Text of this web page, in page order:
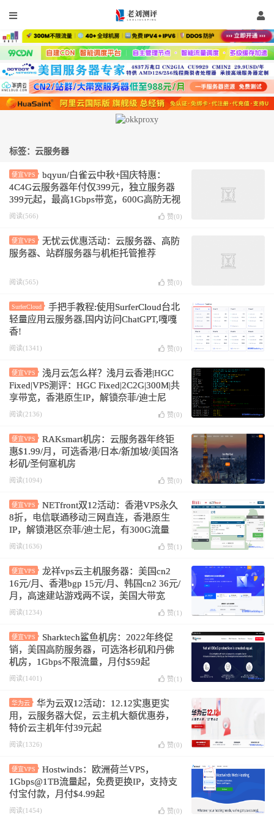
标签：云服务器
便宜VPS
bqyun/白雀云中秋+国庆特惠：
4C4G云服务器年付仅399元，独立服务器
399元起，最高1Gbps带宽，600G高防无视
CC！
阅读(566) 赞(0)
便宜VPS
无忧云优惠活动：云服务器、高防
服务器、站群服务器与机柜托管推荐
阅读(565) 赞(0)
SurferCloud
手把手教程:使用SurferCloud台北
轻量应用云服务器,国内访问ChatGPT,嘎嘎
香!
阅读(1341) 赞(0)
便宜VPS
浅月云怎么样？浅月云香港|HGC
Fixed|VPS测评：HGC Fixed|2C2G|300M|共
享带宽，香港原生IP，解锁奈菲/迪士尼
阅读(2136) 赞(0)
便宜VPS
RAKsmart机房：云服务器年终钜
惠$1.99/月，可选香港/日本/新加坡/美国洛
杉矶/圣何塞机房
阅读(1094) 赞(0)
便宜VPS
NETfront双12活动：香港VPS永久
8折，电信联通移动三网直连，香港原生
IP，解锁港区奈菲/迪士尼，有300G流量
@300M或不限流量@100M
阅读(1636) 赞(1 )
便宜VPS
龙祥vps云主机服务器：美国cn2
16元/月、香港bgp 15元/月、韩国cn2 36元/
月，高速建站游戏两不误，美国大带宽
200M！
阅读(1234) 赞(1 )
便宜VPS
Sharktech鲨鱼机房：2022年终促
销，美国高防服务器，可选洛杉矶和丹佛
机房，1Gbps不限流量，月付$59起
阅读(1401) 赞(1 )
华为云
华为云双12活动：12.12实惠更实
用，云服务器大促，云主机大额优惠券，
特价云主机年付39元起
阅读(1326) 赞(0)
便宜VPS
Hostwinds：欧洲荷兰VPS，
1Gbps@1TB流量起，免费更换IP，支持支
付宝付款，月付$4.99起
阅读(1454) 赞(0)